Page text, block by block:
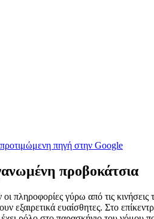
πηγή στην Google
προβοκάτσια
πληροφορίες γύρω από τις
εξαιρετικά ευαίσθητες. Στο